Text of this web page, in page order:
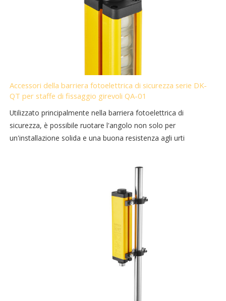
Accessori della barriera fotoelettrica di sicurezza serie DK-
QT per staffe di fissaggio girevoli QA-01
Utilizzato principalmente nella barriera fotoelettrica di
sicurezza, è possibile ruotare l'angolo non solo per
un'installazione solida e una buona resistenza agli urti